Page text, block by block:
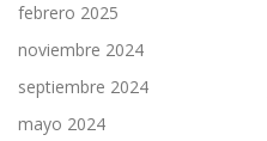
febrero 2025
noviembre 2024
septiembre 2024
mayo 2024